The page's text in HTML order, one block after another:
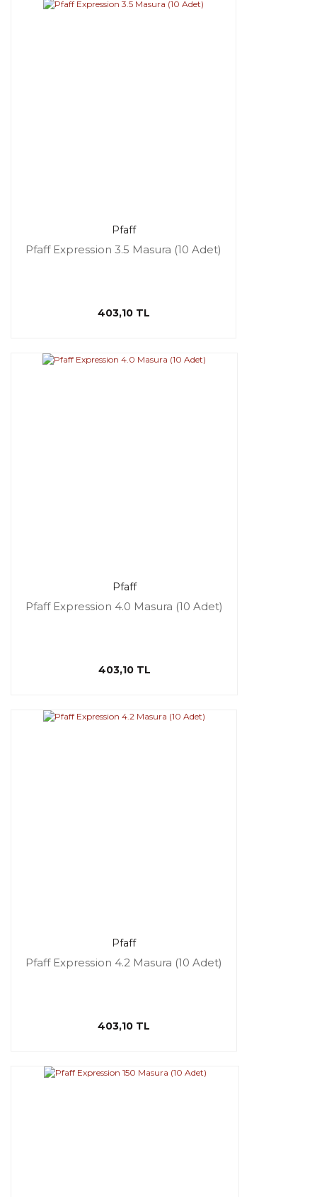
Pfaff
Pfaff Expression 3.5 Masura (10 Adet)
403,10 TL
Pfaff
Pfaff Expression 4.0 Masura (10 Adet)
403,10 TL
Pfaff
Pfaff Expression 4.2 Masura (10 Adet)
403,10 TL